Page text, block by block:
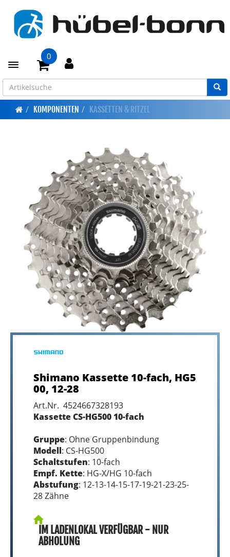
Toggle navigation
0
KOMPONENTEN KASSETTEN & RITZEL
Shimano Kassette 10-fach, HG5
00, 12-28
Art.Nr. 4524667328193
Kassette CS-HG500 10-fach
Gruppe: Ohne Gruppenbindung
Modell: CS-HG500
Schaltstufen: 10-fach
Empf. Kette: HG-X/HG 10-fach
Abstufung: 12-13-14-15-17-19-21-23-25-
28 Zähne
IM LADENLOKAL VERFÜGBAR - NUR
ABHOLUNG